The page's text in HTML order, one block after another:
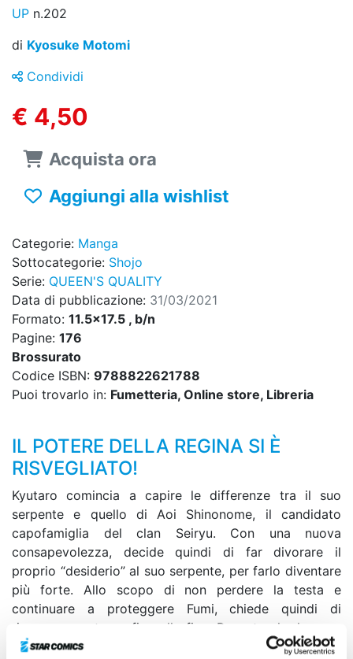
UP n.202
di Kyosuke Motomi
Condividi
€ 4,50
Acquista ora
Aggiungi alla wishlist
Categorie: Manga
Sottocategorie: Shojo
Serie: QUEEN'S QUALITY
Data di pubblicazione: 31/03/2021
Formato: 11.5x17.5 , b/n
Pagine: 176
Brossurato
Codice ISBN: 9788822621788
Puoi trovarlo in: Fumetteria, Online store, Libreria
IL POTERE DELLA REGINA SI È
RISVEGLIATO!
Kyutaro comincia a capire le differenze tra il suo
serpente e quello di Aoi Shinonome, il candidato
capofamiglia del clan Seiryu. Con una nuova
consapevolezza, decide quindi di far divorare il
proprio “desiderio” al suo serpente, per farlo diventare
più forte. Allo scopo di non perdere la testa e
continuare a proteggere Fumi, chiede quindi di
rimanere se stesso fino alla fine. Peccato che le cose
non vadano esattamente come sperava…